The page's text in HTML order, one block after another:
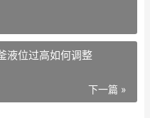
液位过高如何调整
下一篇 »